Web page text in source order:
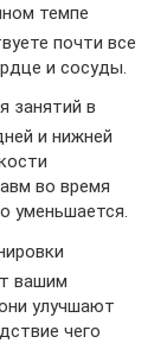
темпе
почти все
и сосуды.
занятий в
и нижней
во время
уменьшается.
вашим
улучшают
чего